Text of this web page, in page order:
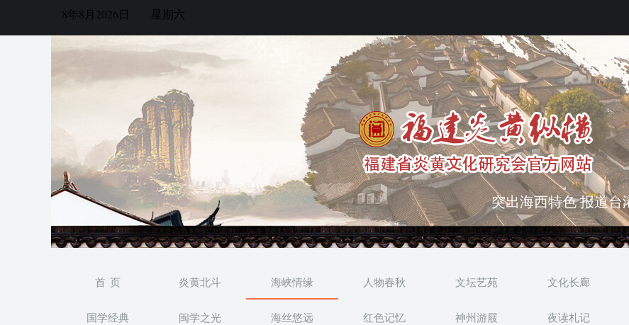
8年8月2026日 星期六
突出海西特色 报道台
弘扬优秀文化 振奋民
首 页 炎黄北斗 海峡情缘 人物春秋 文坛艺苑 文化长廊
国学经典 闽学之光 海丝悠远 红色记忆 神州游屐 夜读札记